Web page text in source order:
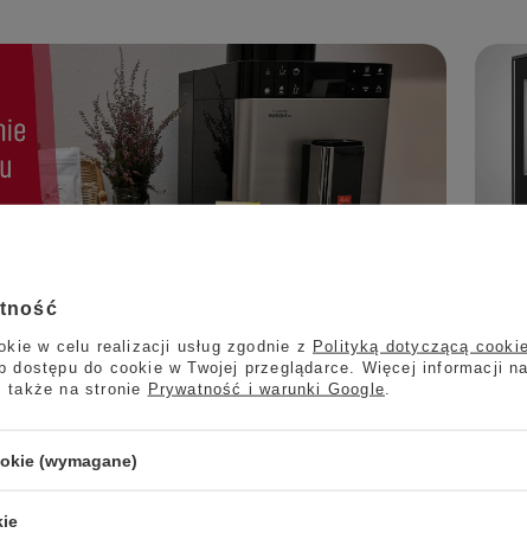
ekspresu Melitta
ekspresu Melitta musi wiedzieć o tym, że
artykule dowiesz się, jak czyścić ekspres do
służył nam przez lata.
Jura
w celu realizacji usług zgodnie z Polityką dotyczącą
dostępu do cookie w Twojej przeglądarce. Więcej informacji
także na stronie Prywatność i warunki Google
(wymagane)